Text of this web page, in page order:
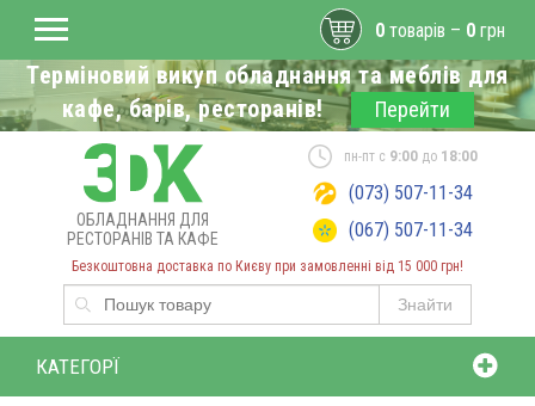
Терміновий викуп обладнання та меблів для
кафе, барів, ресторанів!
Перейти
ОБЛАДНАННЯ ДЛЯ
РЕСТОРАНІВ ТА КАФЕ
Безкоштовна доставка по Києву при замовленні від 15 000 грн!
Знайти
пн-пт с 9:00до 18:00
(073) 507-11-34
(067) 507-11-34
0 товарів – 0 грн
КАТЕГОРЇ